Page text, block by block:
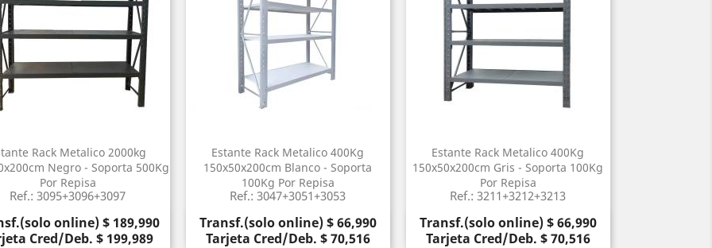
Rack Metalico 2000kg
Negro - Soporta 500Kg
Por Repisa
Ref.: 3095+3096+3097
online) $ 189,990
Cred/Deb. $ 199,989
Vista rápida
Estante Rack Metalico 400Kg
150x50x200cm Blanco - Soporta
100Kg Por Repisa
Ref.: 3047+3051+3053
Precio
Transf.(solo online) $ 66,990
Tarjeta Cred/Deb. $ 70,516
Vista rápida
Estante Rack Metalico 400Kg
150x50x200cm Gris - Soporta 100Kg
Por Repisa
Ref.: 3211+3212+3213
Precio
Transf.(solo online) $ 66,990
Tarjeta Cred/Deb. $ 70,516
Vista rápida